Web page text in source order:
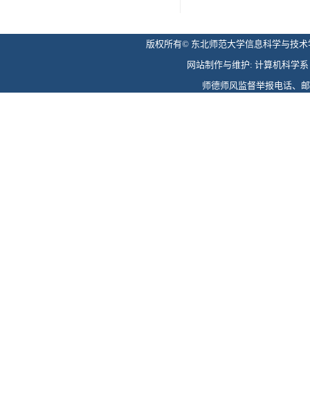
版权所有© 东北师范大学信息科学与技
网站制作与维护: 计算机科学
师德师风监督举报电话、